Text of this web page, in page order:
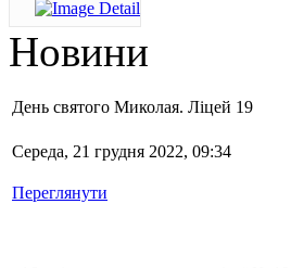
Новини
День святого Миколая. Ліцей 19
Середа, 21 грудня 2022, 09:34
Переглянути